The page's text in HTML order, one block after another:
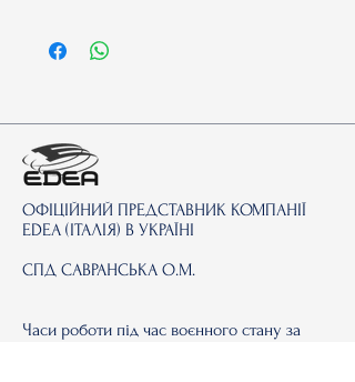
ОФІЦІЙНИЙ ПРЕДСТАВНИК КОМПАНІЇ
EDEA (ІТАЛІЯ) В УКРАЇНІ
СПД САВРАНСЬКА О.М.
Часи роботи під час воєнного стану за